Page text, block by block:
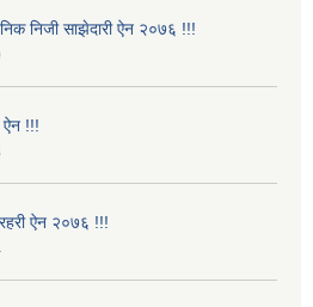
निजी साझेदारी ऐन २०७६ !!!
ऐन !!!
ऐन २०७६ !!!